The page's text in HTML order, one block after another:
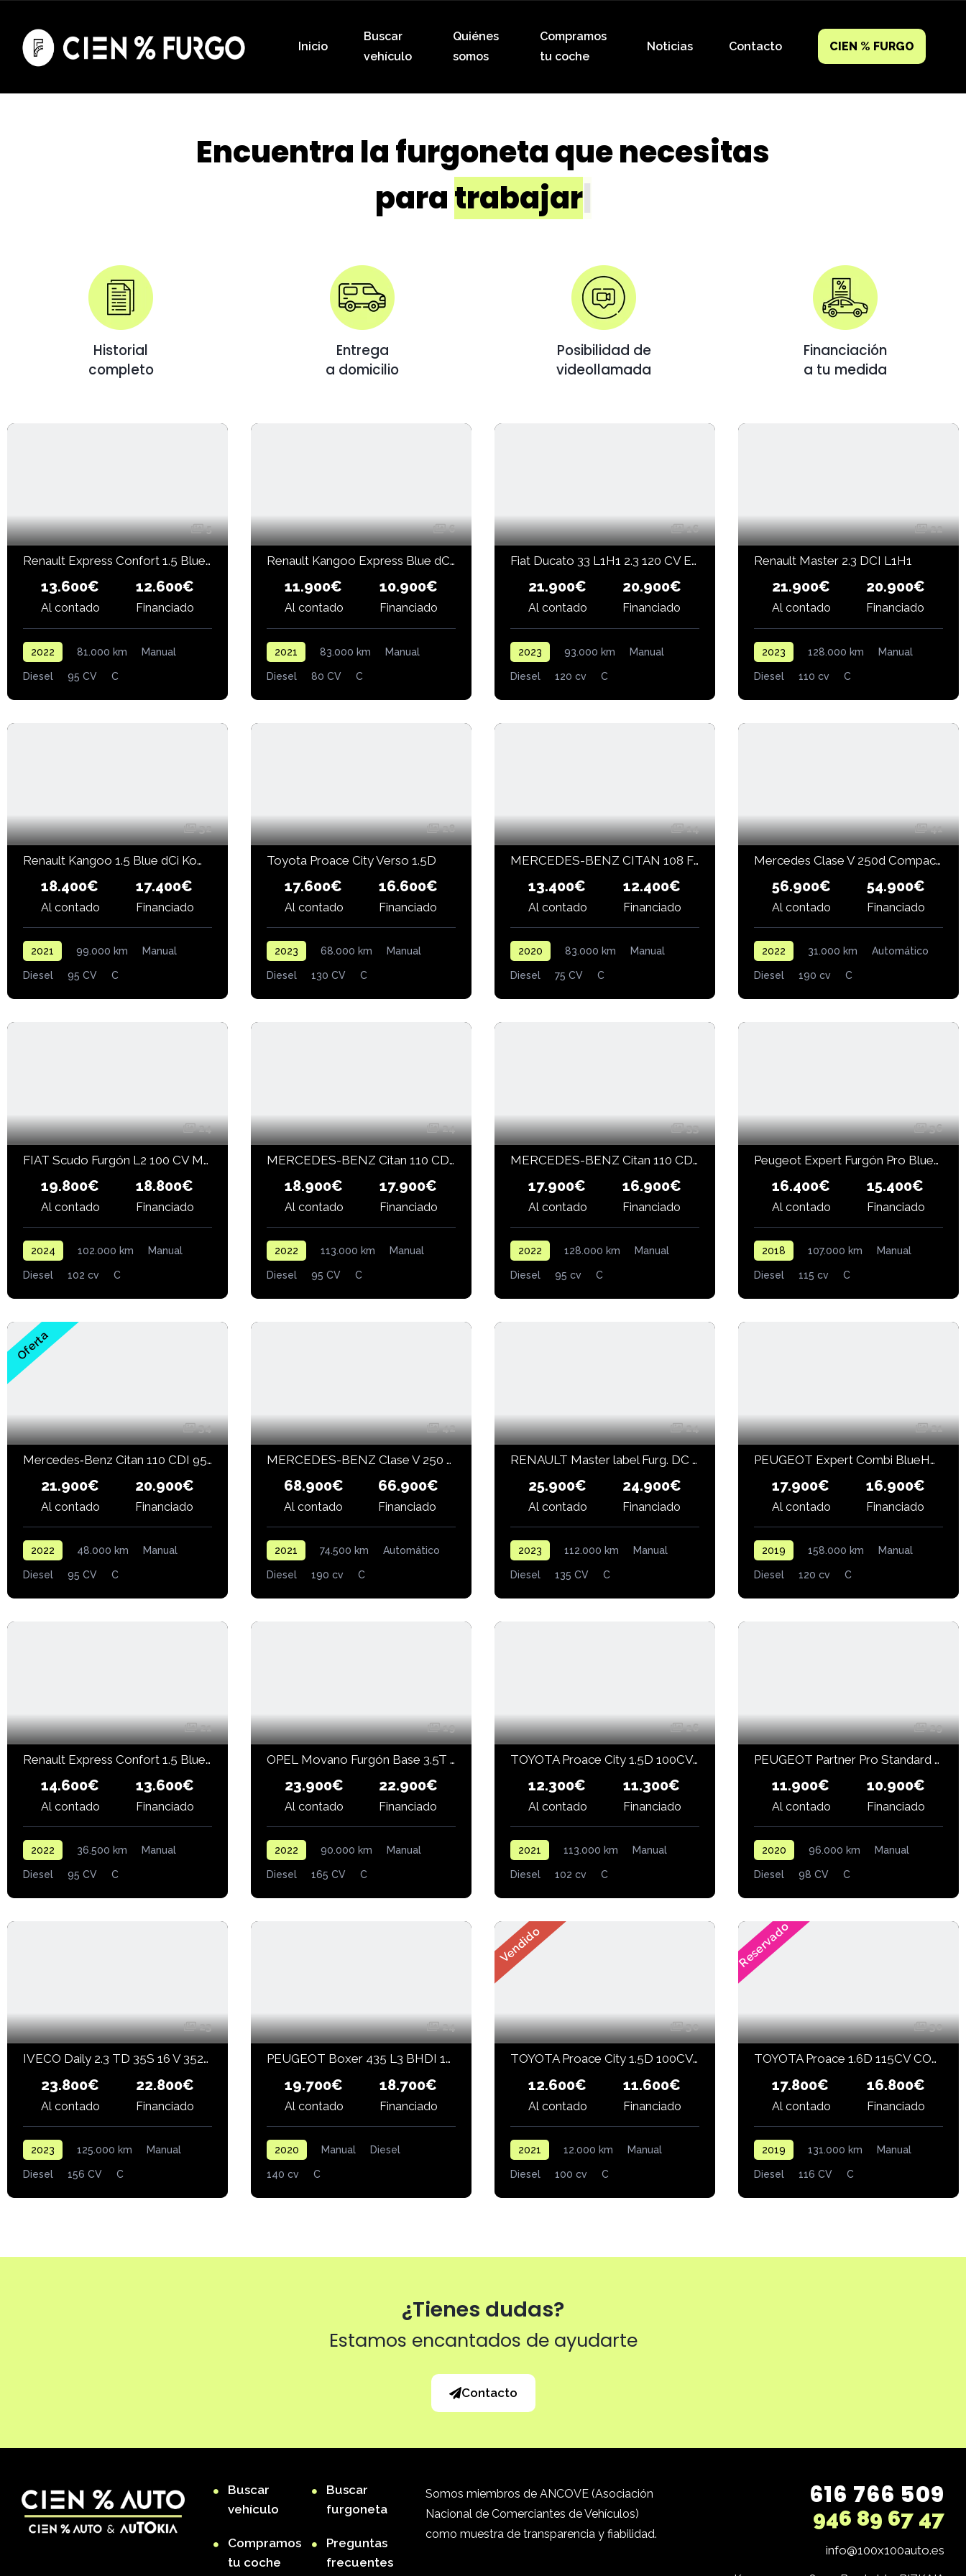
Inicio
Buscar
vehículo
Quiénes
somos
Compramos
tu coche
Noticias Contacto CIEN % FURGO
Encuentra la furgoneta que necesitas
paratra|
Historial
completo
Entrega
a domicilio
Posibilidad de
videollamada
Financiación
a tu medida
5
Renault Express Confort 1.5 Blue dCi 95 CV 4 puertas
13.600€
Al contado
12.600€
Financiado
2022 81.000 km Manual
Diesel 95 CV C
6
Renault Kangoo Express Blue dCi 80 CV Profesional
11.900€
Al contado
10.900€
Financiado
2021 83.000 km Manual
Diesel 80 CV C
16
Fiat Ducato 33 L1H1 2.3 120 CV Easy Pro
21.900€
Al contado
20.900€
Financiado
2023 93.000 km Manual
Diesel 120 cv C
22
Renault Master 2.3 DCI L1H1
21.900€
Al contado
20.900€
Financiado
2023 128.000 km Manual
Diesel 110 cv C
32
Renault Kangoo 1.5 Blue dCi Kombi Life Edition One
18.400€
Al contado
17.400€
Financiado
2021 99.000 km Manual
Diesel 95 CV C
28
Toyota Proace City Verso 1.5D
17.600€
Al contado
16.600€
Financiado
2023 68.000 km Manual
Diesel 130 CV C
14
MERCEDES-BENZ CITAN 108 FG LARGO 1.8 CDI
13.400€
Al contado
12.400€
Financiado
2020 83.000 km Manual
Diesel 75 CV C
41
Mercedes Clase V 250d Compacto
56.900€
Al contado
54.900€
Financiado
2022 31.000 km Automático
Diesel 190 cv C
24
FIAT Scudo Furgón L2 100 CV MT5
19.800€
Al contado
18.800€
Financiado
2024 102.000 km Manual
Diesel 102 cv C
24
MERCEDES-BENZ Citan 110 CDI 95 CV Furgón Base Largo
18.900€
Al contado
17.900€
Financiado
2022 113.000 km Manual
Diesel 95 CV C
33
MERCEDES-BENZ Citan 110 CDI 95 CV Furgón Base Largo
17.900€
Al contado
16.900€
Financiado
2022 128.000 km Manual
Diesel 95 cv C
36
Peugeot Expert Furgón Pro BlueHDi 115CV Standard
16.400€
Al contado
15.400€
Financiado
2018 107.000 km Manual
Diesel 115 cv C
Oferta
34
Mercedes‑Benz Citan 110 CDI 95 CV Tourer Base Largo
21.900€
Al contado
20.900€
Financiado
2022 48.000 km Manual
Diesel 95 CV C
42
MERCEDES-BENZ Clase V 250 d Marco Polo Largo
68.900€
Al contado
66.900€
Financiado
2021 74.500 km Automático
Diesel 190 cv C
24
RENAULT Master label Furg. DC T L3H2 3500 B dCi 135CV
25.900€
Al contado
24.900€
Financiado
2023 112.000 km Manual
Diesel 135 CV C
21
PEUGEOT Expert Combi BlueHDi 120 S&S Standard
17.900€
Al contado
16.900€
Financiado
2019 158.000 km Manual
Diesel 120 cv C
21
Renault Express Confort 1.5 Blue dCi 95 cv
14.600€
Al contado
13.600€
Financiado
2022 36.500 km Manual
Diesel 95 CV C
19
OPEL Movano Furgón Base 3.5T HeavyL4H2 BlueHDi 165 CV
23.900€
Al contado
22.900€
Financiado
2022 90.000 km Manual
Diesel 165 CV C
26
TOYOTA Proace City 1.5D 100CV GX 650kg Media
12.300€
Al contado
11.300€
Financiado
2021 113.000 km Manual
Diesel 102 cv C
29
PEUGEOT Partner Pro Standard 600kg BlueHDi 73kW
11.900€
Al contado
10.900€
Financiado
2020 96.000 km Manual
Diesel 98 CV C
23
IVECO Daily 2.3 TD 35S 16 V 3520L/H2 12 M3
23.800€
Al contado
22.800€
Financiado
2023 125.000 km Manual
Diesel 156 CV C
24
PEUGEOT Boxer 435 L3 BHDI 103kW (140CV) S&S 6 Vel. MAN
19.700€
Al contado
18.700€
Financiado
2020 Manual Diesel
140 cv C
Vendido
30
TOYOTA Proace City 1.5D 100CV GX 650kg Media
12.600€
Al contado
11.600€
Financiado
2021 12.000 km Manual
Diesel 100 cv C
Reservado
30
TOYOTA Proace 1.6D 115CV COMFORT 1PL 2PT L1
17.800€
Al contado
16.800€
Financiado
2019 131.000 km Manual
Diesel 116 CV C
¿Tienes dudas?
Estamos encantados de ayudarte
Contacto
Buscar
vehículo
Buscar
furgoneta
Compramos
tu coche
Preguntas
frecuentes
Somos miembros de ANCOVE (Asociación
Nacional de Comerciantes de Vehículos)
como muestra de transparencia y fiabilidad.
616 766 509
946 89 67 47
info@100x100auto.es